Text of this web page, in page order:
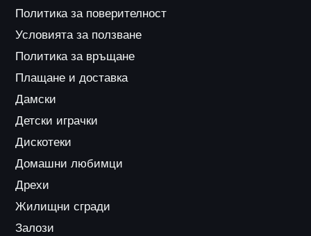
Политика за поверителност
Условията за ползване
Политика за връщане
Плащане и доставка
Дамски
Детски играчки
Дискотеки
Домашни любимци
Дрехи
Жилищни сгради
Залози